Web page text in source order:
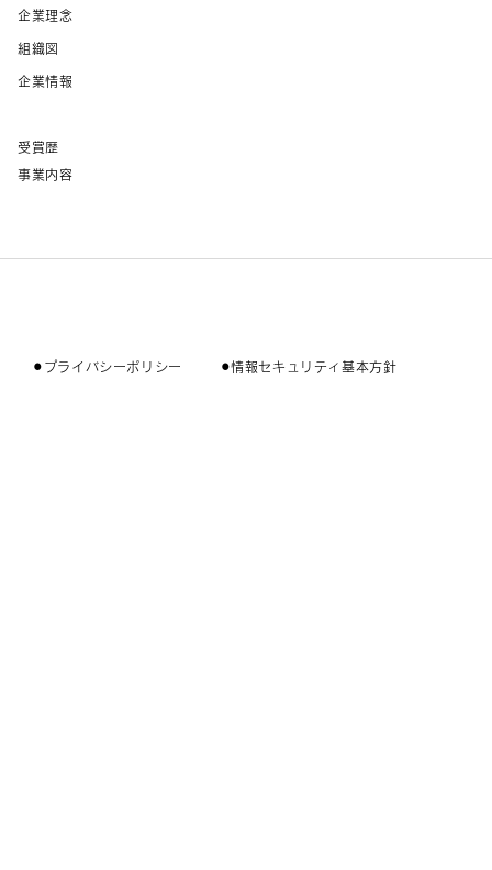
企業理念
組織図
企業情報
受賞歴
事業内容
⚫︎プライバシーポリシー ⚫︎情報セキュリティ基本方針